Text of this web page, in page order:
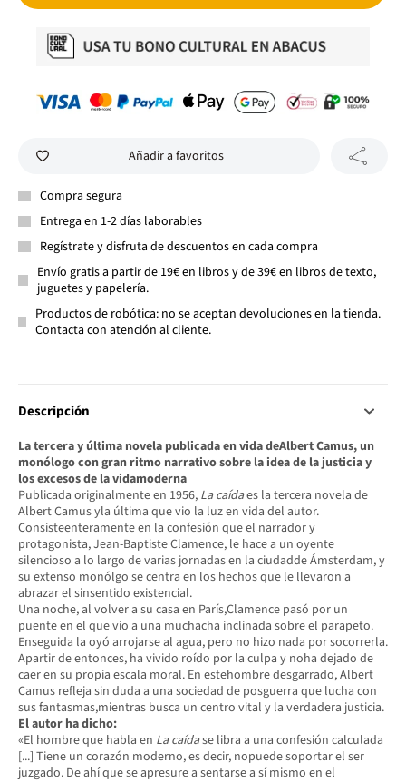
Añadir a favoritos
Compra segura
Entrega en 1-2 días laborables
Regístrate y disfruta de descuentos en cada compra
Envío gratis a partir de 19€ en libros y de 39€ en libros de texto,
juguetes y papelería.
Productos de robótica: no se aceptan devoluciones en la tienda.
Contacta con atención al cliente.
Descripción
La tercera y última novela publicada en vida deAlbert Camus, un
monólogo con gran ritmo narrativo sobre la idea de la justicia y
los excesos de la vidamoderna
Publicada originalmente en 1956, La caídaes la tercera novela de
Albert Camus yla última que vio la luz en vida del autor.
Consisteenteramente en la confesión que el narrador y
protagonista, Jean-Baptiste Clamence, le hace a un oyente
silencioso a lo largo de varias jornadas en la ciudadde Ámsterdam, y
su extenso monólgo se centra en los hechos que le llevaron a
abrazar el sinsentido existencial.
Una noche, al volver a su casa en París,Clamence pasó por un
puente en el que vio a una muchacha inclinada sobre el parapeto.
Enseguida la oyó arrojarse al agua, pero no hizo nada por socorrerla.
Apartir de entonces, ha vivido roído por la culpa y noha dejado de
caer en su propia escala moral. En estehombre desgarrado, Albert
Camus refleja sin duda a una sociedad de posguerra que lucha con
sus fantasmas,mientras busca un centro vital y la verdadera justicia.
El autor ha dicho:
«El hombre que habla en La caídase libra a una confesión calculada
[...] Tiene un corazón moderno, es decir, nopuede soportar el ser
juzgado. De ahí que se apresure a sentarse a sí mismo en el